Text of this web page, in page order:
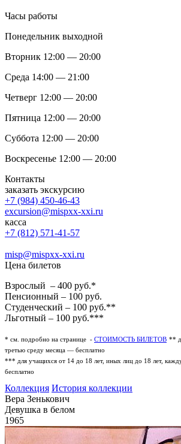
Часы работы
Понедельник выходной
Вторник 12:00 — 20:00
Среда 14:00 — 21:00
Четверг 12:00 — 20:00
Пятница 12:00 — 20:00
Суббота 12:00 — 20:00
Воскресенье 12:00 — 20:00
Контакты
заказать экскурсию
+7 (984) 450-46-43
excursion@mispxx-xxi.ru
касса
+7 (812) 571-41-57
misp@mispxx-xxi.ru
Цена билетов
Взрослый – 400 руб.*
Пенсионный – 100 руб.
Студенческий – 100 руб.**
Льготный – 100 руб.***
* см. подробно на странице - СТОИМОСТЬ БИЛЕТОВ **
третью среду месяца — бесплатно
*** для учащихся от 14 до 18 лет, иных лиц до 18 лет,
бесплатно
Коллекция История коллекции
Вера Зенькович
Девушка в белом
1965